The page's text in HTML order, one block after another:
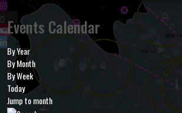
Events Calendar
By Year
By Month
By Week
Today
Jump to month
MyMarine
Geohub